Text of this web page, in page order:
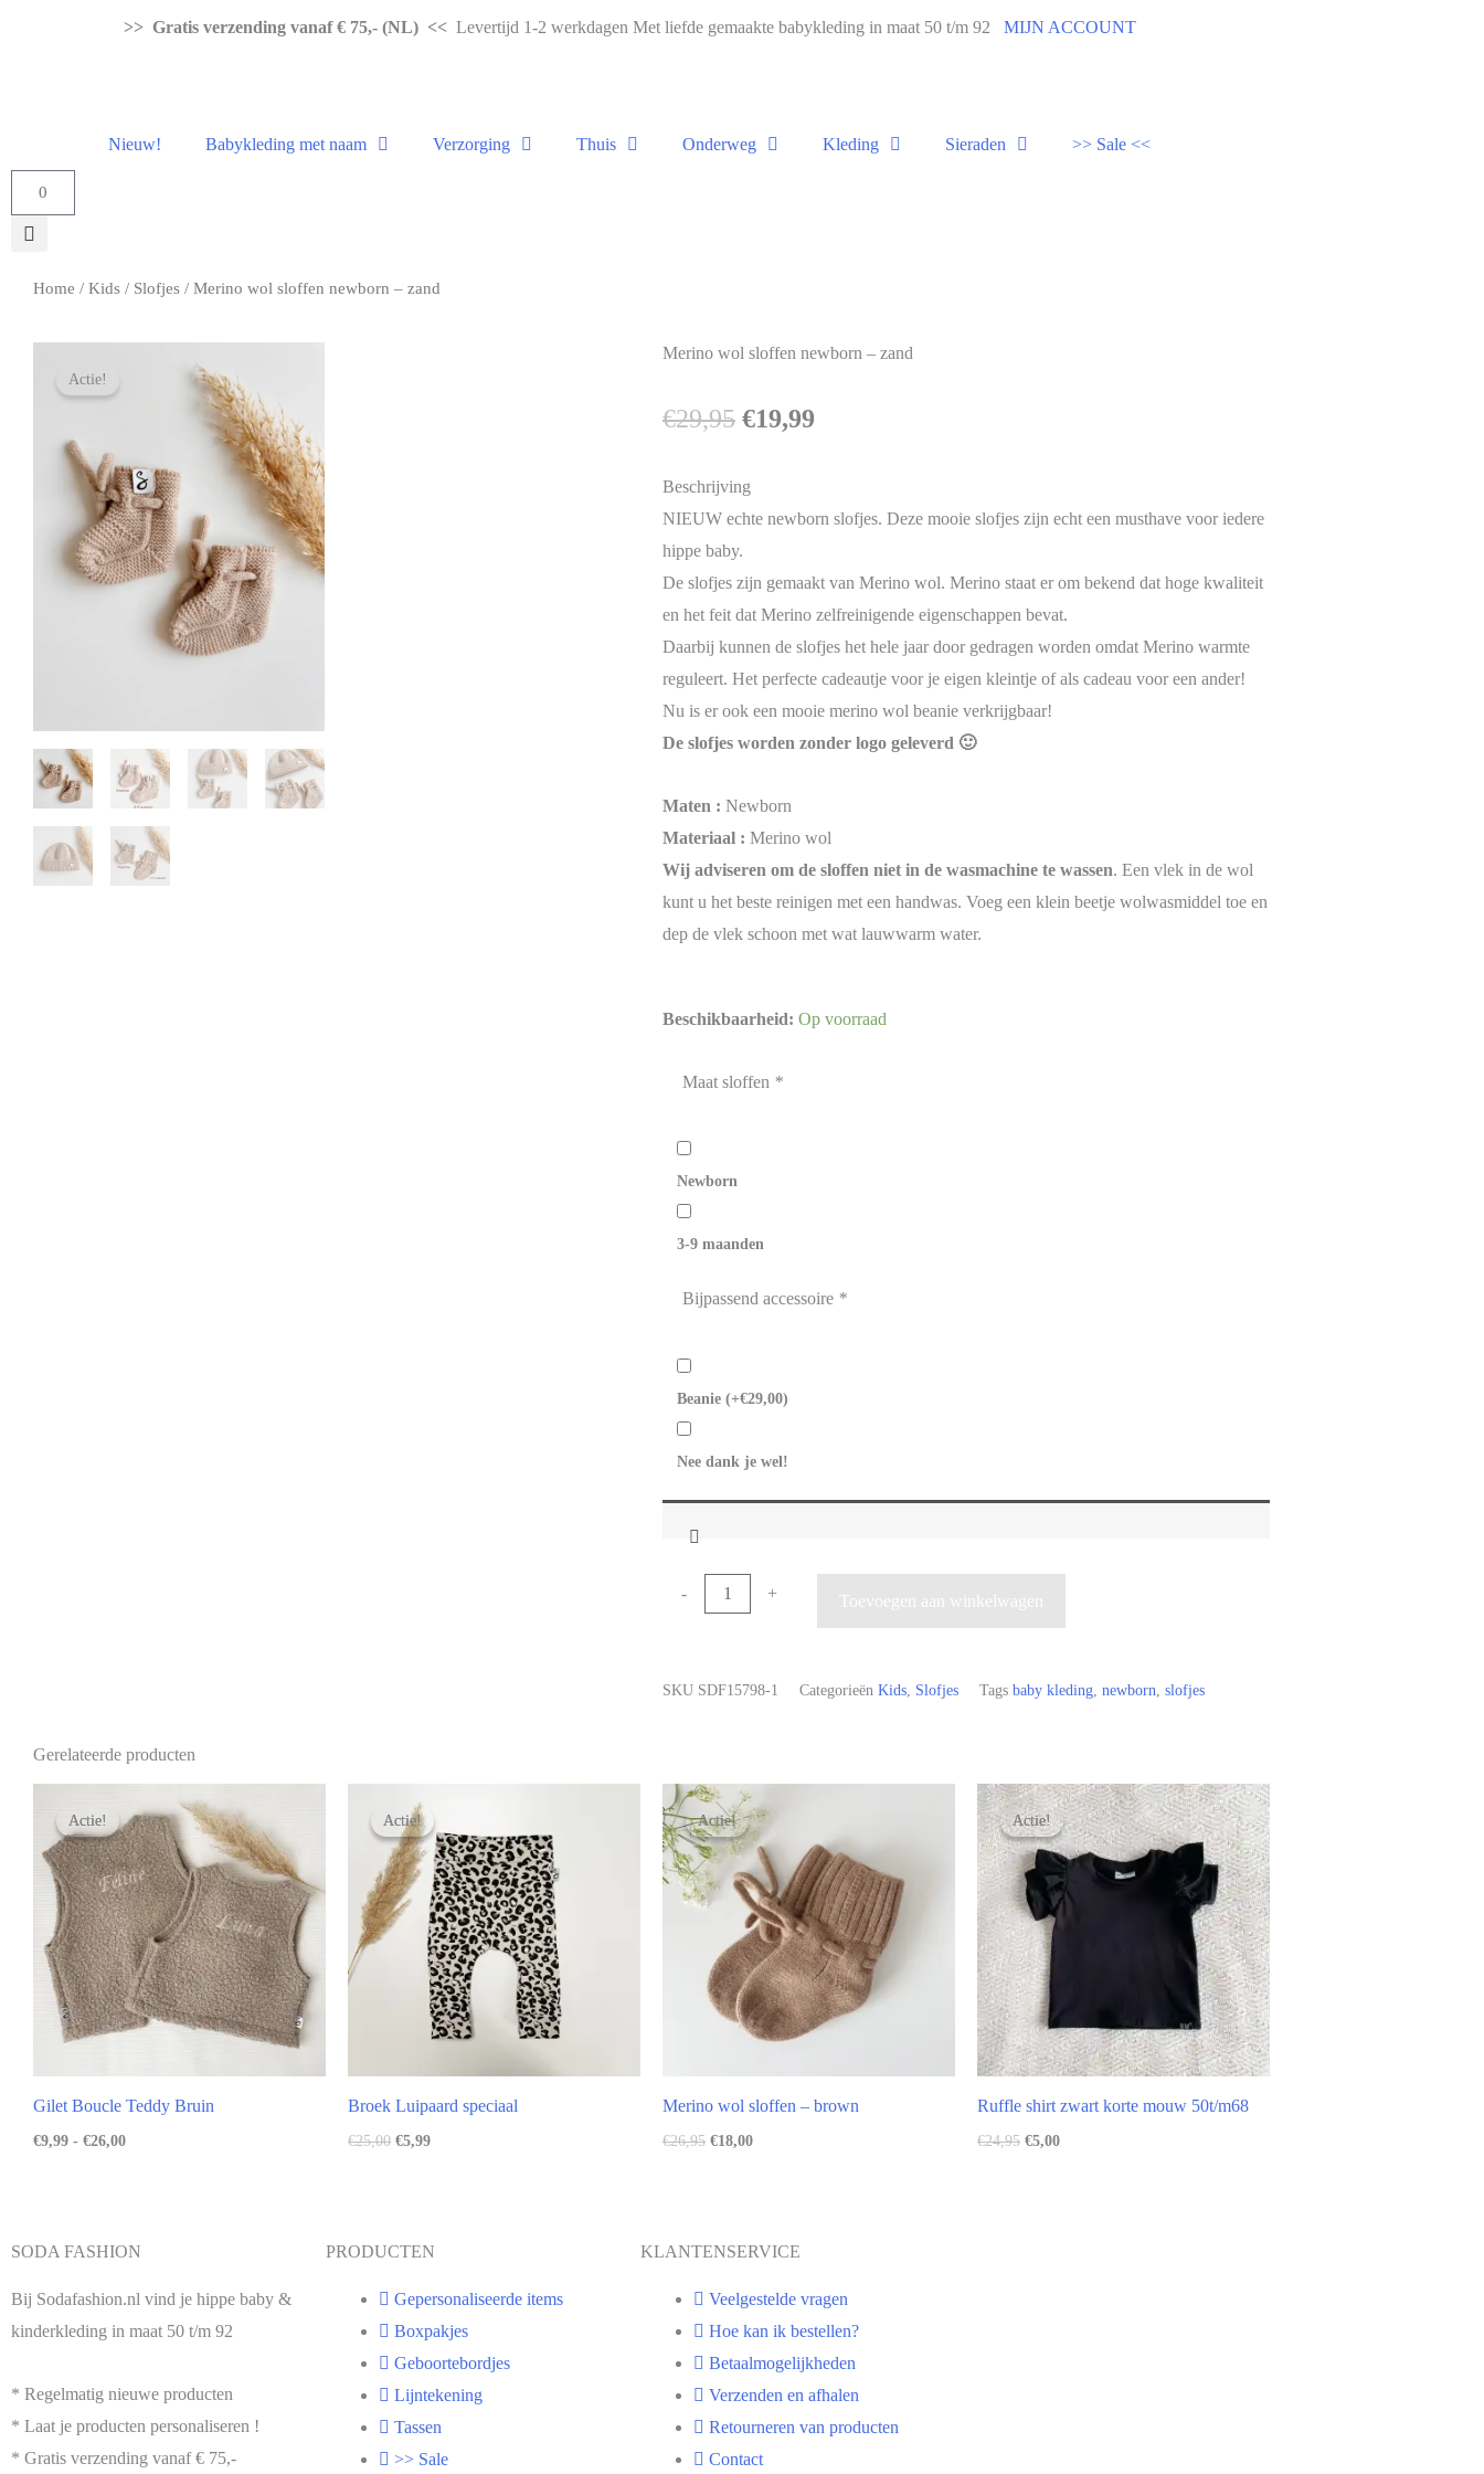
>> Gratis verzending vanaf € 75,- (NL) <<Levertijd 1-2 werkdagen Met liefde gemaakte babykleding in maat 50 t/m 92 MIJN ACCOUNT
Nieuw! Babykleding met naam Verzorging Thuis Onderweg Kleding Sieraden >> Sale <<
0
Home / Kids / Slofjes / Merino wol sloffen newborn – zand
Actie!
Merino wol sloffen newborn – zand
€29,95 €19,99
Beschrijving
NIEUW echte newborn slofjes. Deze mooie slofjes zijn echt een musthave voor iedere
hippe baby.
De slofjes zijn gemaakt van Merino wol. Merino staat er om bekend dat hoge kwaliteit
en het feit dat Merino zelfreinigende eigenschappen bevat.
Daarbij kunnen de slofjes het hele jaar door gedragen worden omdat Merino warmte
reguleert. Het perfecte cadeautje voor je eigen kleintje of als cadeau voor een ander!
Nu is er ook een mooie merino wol beanie verkrijgbaar!
De slofjes worden zonder logo geleverd 🙂
Maten : Newborn
Materiaal : Merino wol
Wij adviseren om de sloffen niet in de wasmachine te wassen. Een vlek in de wol
kunt u het beste reinigen met een handwas. Voeg een klein beetje wolwasmiddel toe en
dep de vlek schoon met wat lauwwarm water.
Beschikbaarheid: Op voorraad
Maat sloffen *
Newborn
3-9 maanden
Bijpassend accessoire *
Beanie (+€29,00)
Nee dank je wel!
- + Toevoegen aan winkelwagen
SKU SDF15798-1 Categorieën Kids Slofjes Tags baby kleding newborn slofjes
Gerelateerde producten
Actie!
Actie!
Gilet Boucle Teddy Bruin
€9,99 - €26,00
Actie!
Actie!
Broek Luipaard speciaal
€25,00 €5,99
Actie!
Actie!
Merino wol sloffen – brown
€26,95 €18,00
Actie!
Actie!
Ruffle shirt zwart korte mouw 50t/m68
€24,95 €5,00
SODA FASHION
Bij Sodafashion.nl vind je hippe baby &
kinderkleding in maat 50 t/m 92
* Regelmatig nieuwe producten
* Laat je producten personaliseren !
* Gratis verzending vanaf € 75,-
PRODUCTEN
Gepersonaliseerde items
Boxpakjes
Geboortebordjes
Lijntekening
Tassen
>> Sale
KLANTENSERVICE
Veelgestelde vragen
Hoe kan ik bestellen?
Betaalmogelijkheden
Verzenden en afhalen
Retourneren van producten
Contact